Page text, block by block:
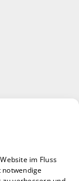
im Fluss